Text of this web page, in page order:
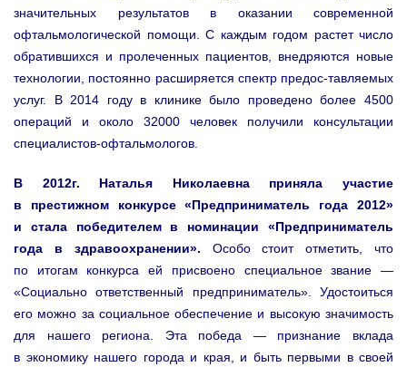
значительных результатов в оказании современной
офтальмологической помощи. С каждым годом растет число
обратившихся и пролеченных пациентов, внедряются новые
технологии, постоянно расширяется спектр предос-тавляемых
услуг. В 2014 году в клинике было проведено более 4500
операций и около 32000 человек получили консультации
специалистов-офтальмологов.
В 2012г. Наталья Николаевна приняла участие
в престижном конкурсе «Предприниматель года 2012»
и стала победителем в номинации «Предприниматель
года в здравоохранении». Особо стоит отметить, что
по итогам конкурса ей присвоено специальное звание —
«Социально ответственный предприниматель». Удостоиться
его можно за социальное обеспечение и высокую значимость
для нашего региона. Эта победа — признание вклада
в экономику нашего города и края, и быть первыми в своей